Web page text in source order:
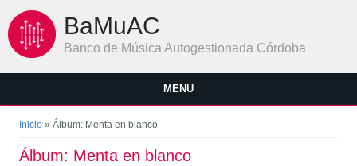
BaMuAC
Banco de Música Autogestionada Córdoba
MENU
Se encuentra usted aquí
Inicio » Álbum: Menta en blanco
Álbum: Menta en blanco